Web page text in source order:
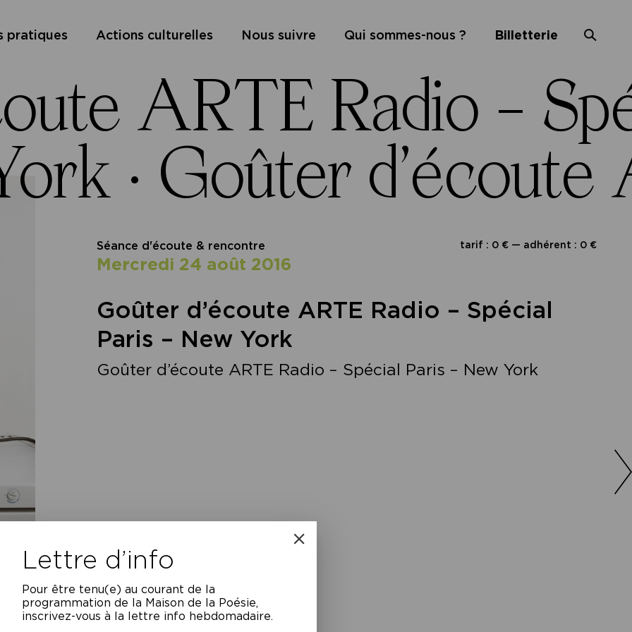
pratiques Actions culturelles Nous suivre Qui sommes-nous ? Billetterie
ARTE Radio –
· Goûter d’écoute
tarif : 0 € — adhérent : 0 €
Séance d'écoute & rencontre
mercredi 24 août 2016
Goûter d’écoute ARTE Radio – Spécial
Paris – New York
Goûter d’écoute ARTE Radio – Spécial Paris – New York
Lettre d’info
Pour être tenu(e) au courant de la
programmation de la Maison de la Poésie,
inscrivez-vous à la lettre info hebdomadaire.